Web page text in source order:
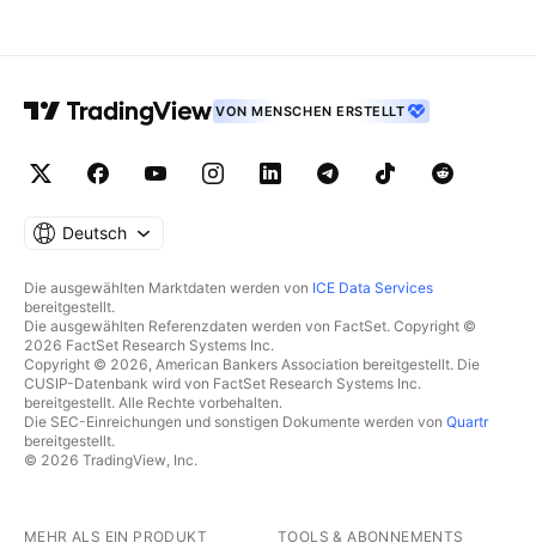
VON MENSCHEN ERSTELLT
Deutsch
Die ausgewählten Marktdaten werden von ICE Data Services
bereitgestellt.
Die ausgewählten Referenzdaten werden von FactSet. Copyright ©
2026 FactSet Research Systems Inc.
Copyright © 2026, American Bankers Association bereitgestellt. Die
CUSIP-Datenbank wird von FactSet Research Systems Inc.
bereitgestellt. Alle Rechte vorbehalten.
Die SEC-Einreichungen und sonstigen Dokumente werden von Quartr
bereitgestellt.
© 2026 TradingView, Inc.
MEHR ALS EIN PRODUKT TOOLS & ABONNEMENTS